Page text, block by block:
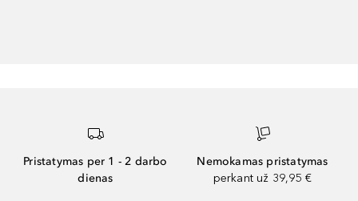
Pristatymas per 1 - 2 darbo
dienas
Nemokamas pristatymas
perkant už 39,95 €